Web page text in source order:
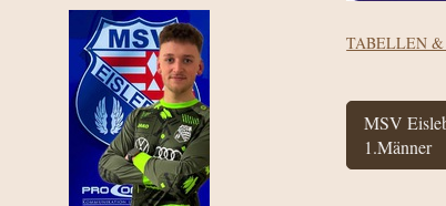
TABELLEN &
MSV
1.Männer